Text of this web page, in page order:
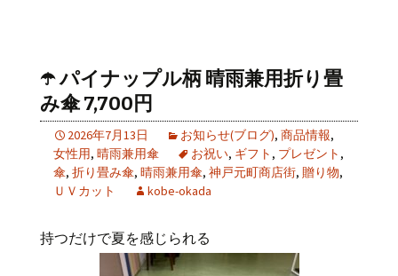
☂️ パイナップル柄 晴雨兼用折り畳
み傘 7,700円
2026年7月13日 お知らせ(ブログ), 商品情報,
女性用, 晴雨兼用傘 お祝い, ギフト , プレゼント ,
傘, 折り畳み傘, 晴雨兼用傘, 神戸元町商店街, 贈り物,
ＵＶカット
kobe-okada
持つだけで夏を感じられる